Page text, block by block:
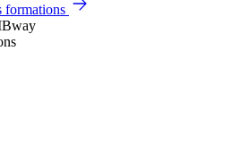
formations